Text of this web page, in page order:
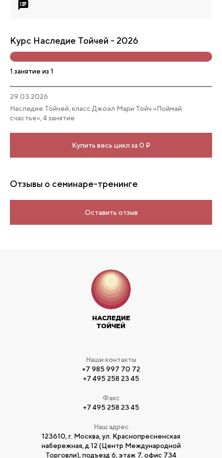
Курс Наследие Тойчей - 2026
1 занятие из 1
29.03.2026
Наследие Тойчей, класс Джоэл Мари Тойч «Поймай
счастье», 4 занятие
Купить весь цикл за 0 ₽
Отзывы о семинаре-тренинге
Оставить отзыв
НАСЛЕДИЕ
ТОЙЧЕЙ
Наши контакты
+7 985 997 70 72
+7 495 258 23 45
Факс
+7 495 258 23 45
Наш адрес
123610, г. Москва, ул. Краснопресненская
набережная, д.12 (Центр Международной
Торговли), подъезд 6, этаж 7, офис 734